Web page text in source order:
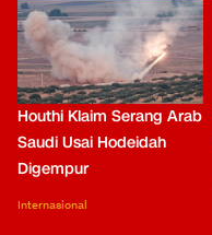
Houthi Klaim Serang Arab
Saudi Usai Hodeidah
Digempur
Internasional